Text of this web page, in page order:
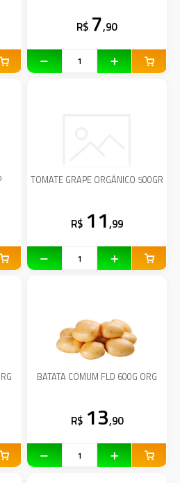
R$ 7,90
TOMATE GRAPE ORGÂNICO 500GR
R$ 11,99
BATATA COMUM FLD 600G ORG
R$ 13,90